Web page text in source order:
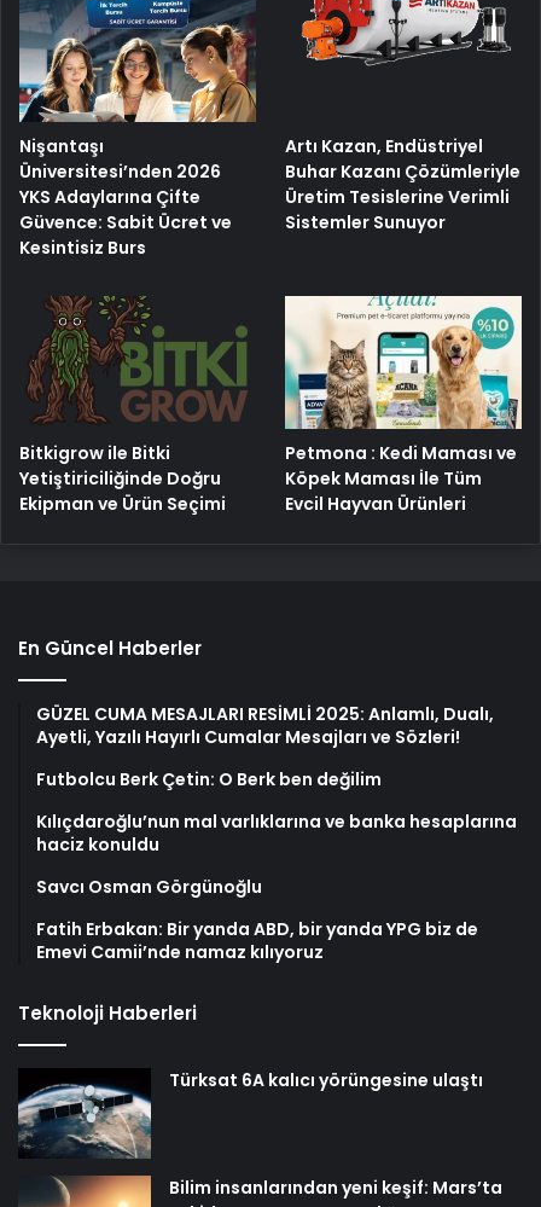
Nişantaşı
Üniversitesi’nden 2026
YKS Adaylarına Çifte
Güvence: Sabit Ücret ve
Kesintisiz Burs
Artı Kazan, Endüstriyel
Buhar Kazanı Çözümleriyle
Üretim Tesislerine Verimli
Sistemler Sunuyor
Bitkigrow ile Bitki
Yetiştiriciliğinde Doğru
Ekipman ve Ürün Seçimi
Petmona : Kedi Maması ve
Köpek Maması İle Tüm
Evcil Hayvan Ürünleri
En Güncel Haberler
GÜZEL CUMA MESAJLARI RESİMLİ 2025: Anlamlı, Dualı,
Ayetli, Yazılı Hayırlı Cumalar Mesajları ve Sözleri!
Futbolcu Berk Çetin: O Berk ben değilim
Kılıçdaroğlu’nun mal varlıklarına ve banka hesaplarına
haciz konuldu
Savcı Osman Görgünoğlu
Fatih Erbakan: Bir yanda ABD, bir yanda YPG biz de
Emevi Camii’nde namaz kılıyoruz
Teknoloji Haberleri
Türksat 6A kalıcı yörüngesine ulaştı
Bilim insanlarından yeni keşif: Mars’ta